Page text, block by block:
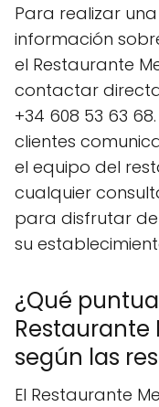
Para realizar
información
el Restaurante
contactar
+34 608 53 63
clientes
el equipo del
cualquier
para disfrutar
su
¿Qué
Restaurante
según las
El Restaurante